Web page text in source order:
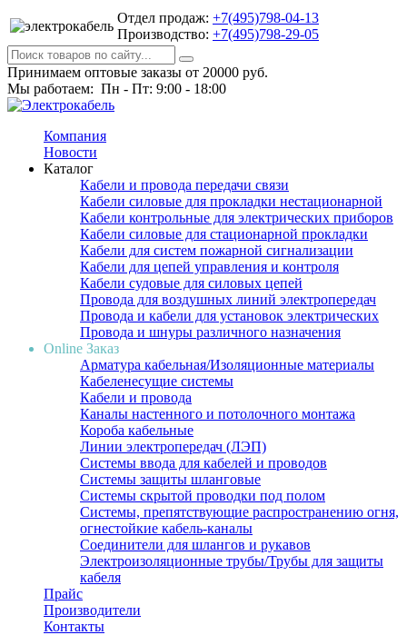
Отдел продаж: +7(495)798-04-13
Производство: +7(495)798-29-05
Принимаем оптовые заказы от 20000 руб.
Мы работаем: Пн - Пт: 9:00 - 18:00
Компания
Новости
Каталог
Кабели и провода передачи связи
Кабели силовые для прокладки нестационарной
Кабели контрольные для электрических приборов
Кабели силовые для стационарной прокладки
Кабели для систем пожарной сигнализации
Кабели для цепей управления и контроля
Кабели судовые для силовых цепей
Провода для воздушных линий электропередач
Провода и кабели для установок электрических
Провода и шнуры различного назначения
Online Заказ
Арматура кабельная/Изоляционные материалы
Кабеленесущие системы
Кабели и провода
Каналы настенного и потолочного монтажа
Короба кабельные
Линии электропередач (ЛЭП)
Системы ввода для кабелей и проводов
Системы защиты шланговые
Системы скрытой проводки под полом
Системы, препятствующие распространению огня,
огнестойкие кабель-каналы
Соединители для шлангов и рукавов
Электроизоляционные трубы/Трубы для защиты
кабеля
Прайс
Производители
Контакты